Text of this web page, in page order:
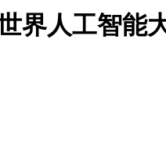
界人工智能